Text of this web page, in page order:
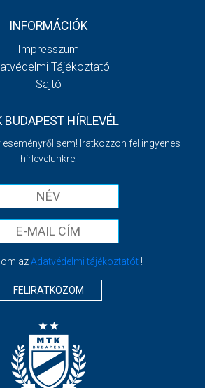
INFORMÁCIÓK
Impresszum
Tájékoztató
Sajtó
BUDAPEST HÍRLEVÉL
eseményről sem! Iratkozzon fel ingyenes
hírlevelünkre:
azAdatvédelmi tájékoztatót!
FELIRATKOZOM